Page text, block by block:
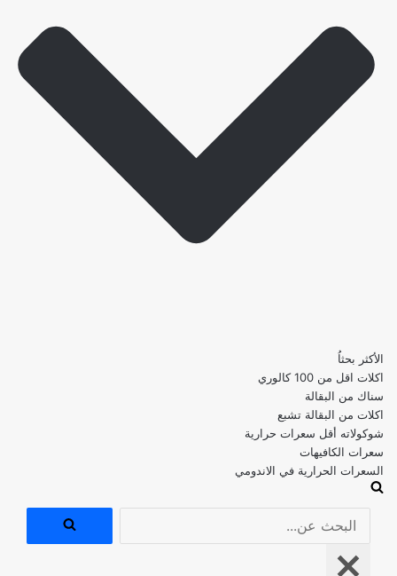
الأكثر بحثاُ
اكلات اقل من 100 كالوري
اكلات من البقالة تشبع
شوكولاته أقل سعرات حرارية
سعرات الكافيهات
السعرات الحرارية في الاندومي